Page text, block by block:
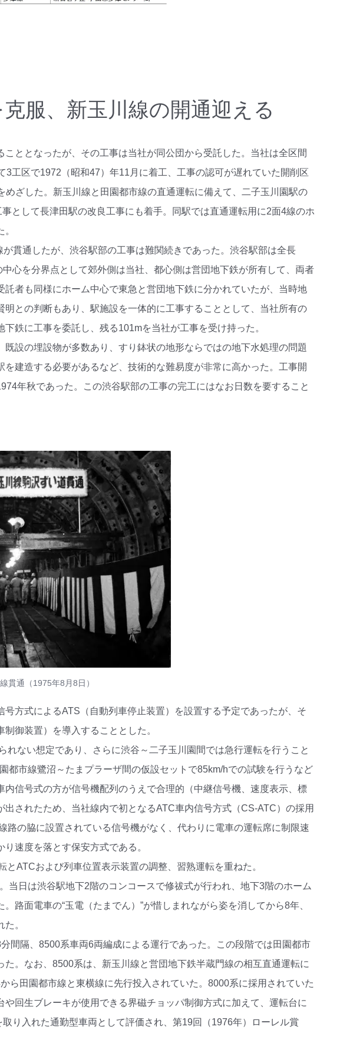
服、新玉川線の開通迎える
ととなったが、その工事は当社が同公団から受託した。当社は全区間
工区で1972（昭和47）年11月に着工、工事の認可が遅れていた開削区
ざした。新玉川線と田園都市線の直通運転に備えて、二子玉川園駅の
として長津田駅の改良工事にも着手。同駅では直通運転用に2面4線のホ
貫通したが、渋谷駅部の工事は難関続きであった。渋谷駅部は全長
心を分界点として郊外側は当社、都心側は営団地下鉄が所有して、両者
者も同様にホーム中心で東急と営団地下鉄に分かれていたが、当時地
との判断もあり、駅施設を一体的に工事することとして、当社所有の
鉄に工事を委託し、残る101mを当社が工事を受け持った。
設の埋設物が多数あり、すり鉢状の地形ならではの地下水処理の問題
建造する必要があるなど、技術的な難易度が非常に高かった。工事開
年秋であった。この渋谷駅部の工事の完工にはなお日数を要すること
貫通（1975年8月8日）
方式によるATS（自動列車停止装置）を設置する予定であったが、そ
御装置）を導入することとした。
ない想定であり、さらに渋谷～二子玉川園間では急行運転を行うこと
都市線鷺沼～たまプラーザ間の仮設セットで85km/hでの試験を行うなど
信号式の方が信号機配列のうえで合理的（中継信号機、速度表示、標
されたため、当社線内で初となるATC車内信号方式（CS-ATC）の採用
の脇に設置されている信号機がなく、代わりに電車の運転席に制限速
速度を落とす保安方式である。
ATCおよび列車位置表示装置の調整、習熟運転を重ねた。
当日は渋谷駅地下2階のコンコースで修祓式が行われ、地下3階のホーム
路面電車の“玉電（たまでん）”が惜しまれながら姿を消してから8年、
。
間隔、8500系車両6両編成による運行であった。この段階では田園都市
。なお、8500系は、新玉川線と営団地下鉄半蔵門線の相互直通運転に
ら田園都市線と東横線に先行投入されていた。8000系に採用されていた
回生ブレーキが使用できる界磁チョッパ制御方式に加えて、運転台に
り入れた通勤型車両として評価され、第19回（1976年）ローレル賞